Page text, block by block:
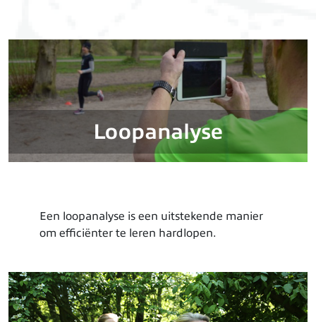
Loopanalyse
Een loopanalyse is een uitstekende manier
om efficiënter te leren hardlopen.